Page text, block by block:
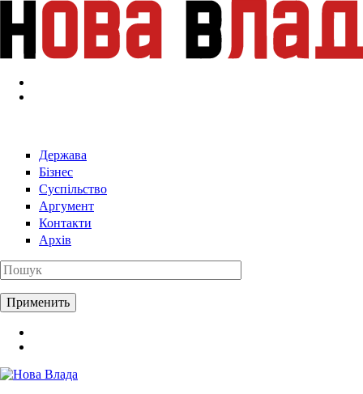
Перейти к основному содержанию
Держава
Бізнес
Суспільство
Аргумент
Контакти
Архів